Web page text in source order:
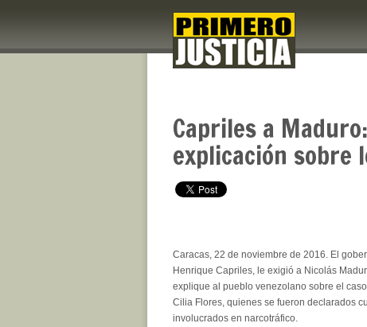
Capriles a
explicación sobre
Caracas, 22 de noviembre de 2016. El
Henrique Capriles, le exigió a Nicolás
explique al pueblo venezolano sobre el
Cilia Flores, quienes se fueron declarados
involucrados en narcotráfico.